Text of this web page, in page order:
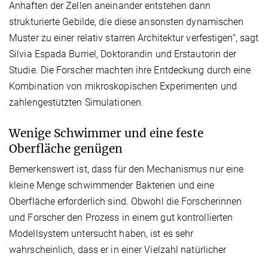
Anhaften der Zellen aneinander entstehen dann
strukturierte Gebilde, die diese ansonsten dynamischen
Muster zu einer relativ starren Architektur verfestigen", sagt
Silvia Espada Burriel, Doktorandin und Erstautorin der
Studie. Die Forscher machten ihre Entdeckung durch eine
Kombination von mikroskopischen Experimenten und
zahlengestützten Simulationen.
Wenige Schwimmer und eine feste
Oberfläche genügen
Bemerkenswert ist, dass für den Mechanismus nur eine
kleine Menge schwimmender Bakterien und eine
Oberfläche erforderlich sind. Obwohl die Forscherinnen
und Forscher den Prozess in einem gut kontrollierten
Modellsystem untersucht haben, ist es sehr
wahrscheinlich, dass er in einer Vielzahl natürlicher